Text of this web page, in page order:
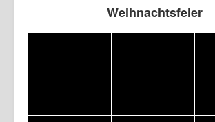
Weihnachtsfeier